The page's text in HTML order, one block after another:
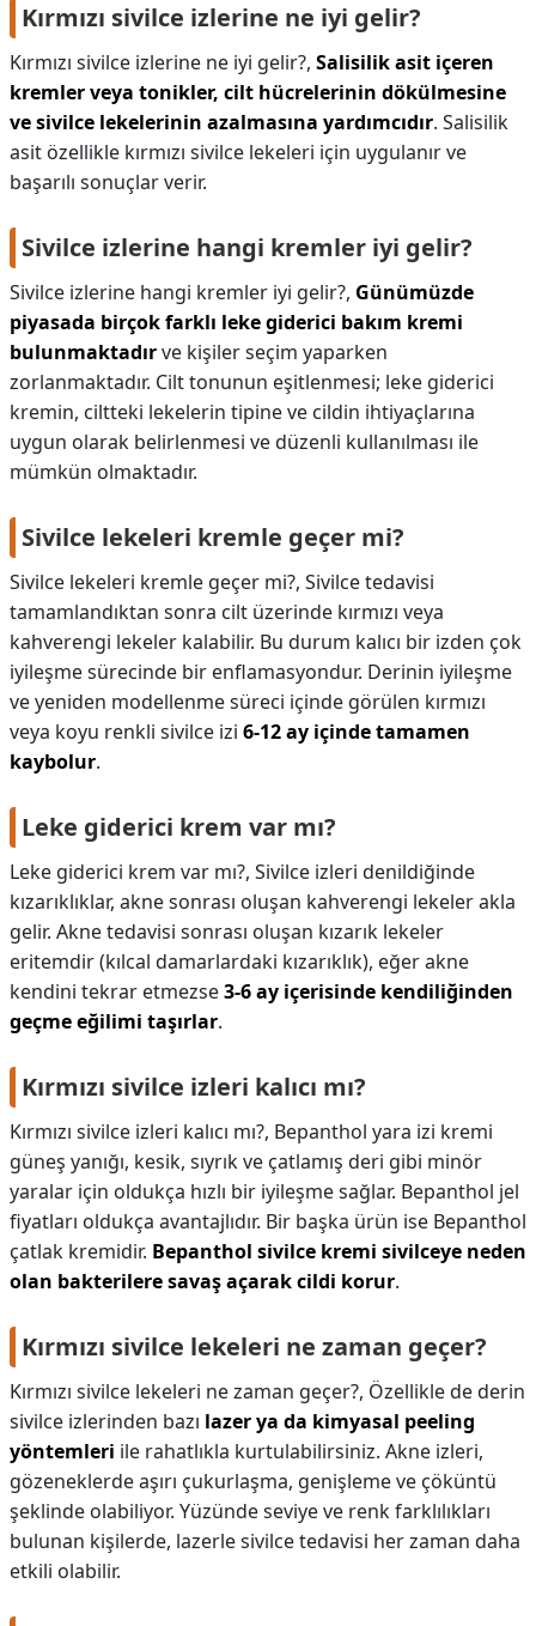
Kırmızı sivilce izlerine ne iyi gelir?
Kırmızı sivilce izlerine ne iyi gelir?, Salisilik asit içeren
kremler veya tonikler, cilt hücrelerinin dökülmesine
ve sivilce lekelerinin azalmasına yardımcıdır. Salisilik
asit özellikle kırmızı sivilce lekeleri için uygulanır ve
başarılı sonuçlar verir.
Sivilce izlerine hangi kremler iyi gelir?
Sivilce izlerine hangi kremler iyi gelir?, Günümüzde
piyasada birçok farklı leke giderici bakım kremi
bulunmaktadırve kişiler seçim yaparken
zorlanmaktadır. Cilt tonunun eşitlenmesi; leke giderici
kremin, ciltteki lekelerin tipine ve cildin ihtiyaçlarına
uygun olarak belirlenmesi ve düzenli kullanılması ile
mümkün olmaktadır.
Sivilce lekeleri kremle geçer mi?
Sivilce lekeleri kremle geçer mi?, Sivilce tedavisi
tamamlandıktan sonra cilt üzerinde kırmızı veya
kahverengi lekeler kalabilir. Bu durum kalıcı bir izden çok
iyileşme sürecinde bir enflamasyondur. Derinin iyileşme
ve yeniden modellenme süreci içinde görülen kırmızı
veya koyu renkli sivilce izi 6-12 ay içinde tamamen
kaybolur.
Leke giderici krem var mı?
Leke giderici krem var mı?, Sivilce izleri denildiğinde
kızarıklıklar, akne sonrası oluşan kahverengi lekeler akla
gelir. Akne tedavisi sonrası oluşan kızarık lekeler
eritemdir (kılcal damarlardaki kızarıklık), eğer akne
kendini tekrar etmezse3-6 ay içerisinde kendiliğinden
geçme eğilimi taşırlar.
Kırmızı sivilce izleri kalıcı mı?
Kırmızı sivilce izleri kalıcı mı?, Bepanthol yara izi kremi
güneş yanığı, kesik, sıyrık ve çatlamış deri gibi minör
yaralar için oldukça hızlı bir iyileşme sağlar. Bepanthol jel
fiyatları oldukça avantajlıdır. Bir başka ürün ise Bepanthol
çatlak kremidir. Bepanthol sivilce kremi sivilceye neden
olan bakterilere savaş açarak cildi korur.
Kırmızı sivilce lekeleri ne zaman geçer?
Kırmızı sivilce lekeleri ne zaman geçer?, Özellikle de derin
sivilce izlerinden bazı lazer ya da kimyasal peeling
yöntemleri ile rahatlıkla kurtulabilirsiniz. Akne izleri,
gözeneklerde aşırı çukurlaşma, genişleme ve çöküntü
şeklinde olabiliyor. Yüzünde seviye ve renk farklılıkları
bulunan kişilerde, lazerle sivilce tedavisi her zaman daha
etkili olabilir.